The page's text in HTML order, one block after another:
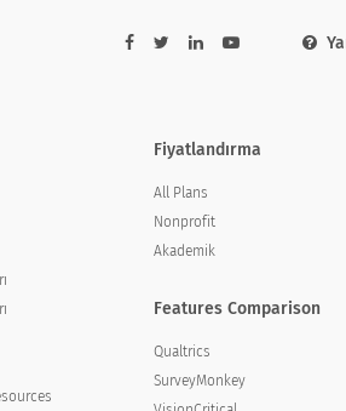
to work from home?
Fiyatlandırma
All Plans
Nonprofit
Akademik
Features Comparison
Qualtrics
SurveyMonkey